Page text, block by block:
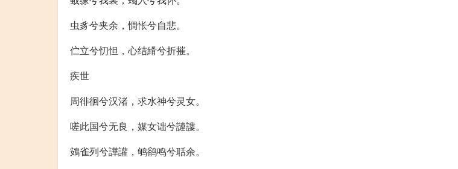
虫豸兮夹余，惆怅兮自悲。
伫立兮忉怛，心结縎兮折摧。
疾世
周徘徊兮汉渚，求水神兮灵女。
嗟此国兮无良，媒女诎兮謰謱。
鴳雀列兮譁讙，鸲鹆鸣兮聒余。